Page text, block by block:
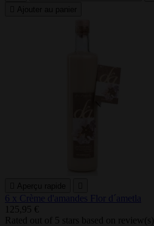
6 x Crème d'amandes Flor d´ametla
125,95 €
Rated out of 5 stars based on review(s)